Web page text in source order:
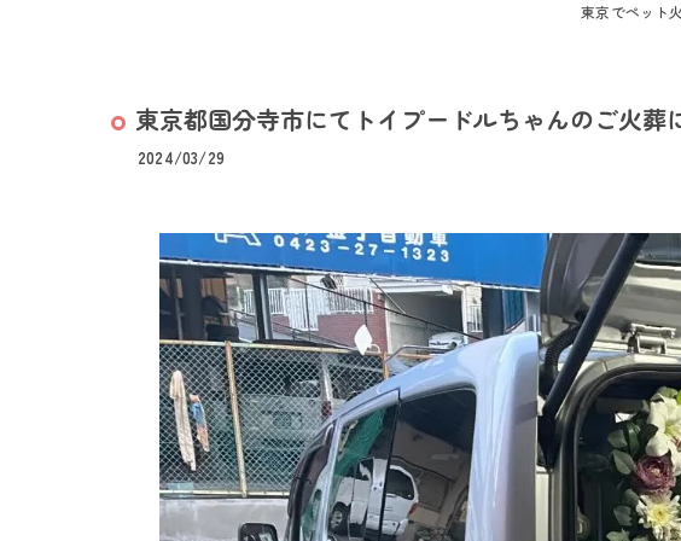
東京でペット
東京都国分寺市にてトイプードルちゃんのご火葬
2024/03/29